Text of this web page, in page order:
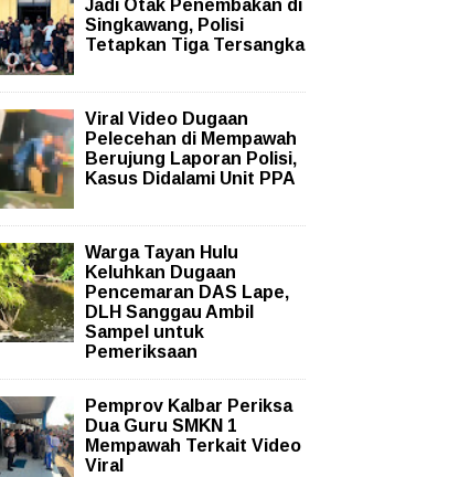
Jadi Otak Penembakan di
Singkawang, Polisi
Tetapkan Tiga Tersangka
Viral Video Dugaan
Pelecehan di Mempawah
Berujung Laporan Polisi,
Kasus Didalami Unit PPA
Warga Tayan Hulu
Keluhkan Dugaan
Pencemaran DAS Lape,
DLH Sanggau Ambil
Sampel untuk
Pemeriksaan
Pemprov Kalbar Periksa
Dua Guru SMKN 1
Mempawah Terkait Video
Viral